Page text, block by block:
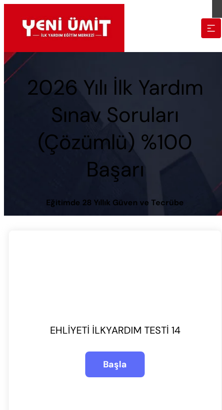
2026 Yılı İlk Yardım
Sınav Soruları
(Çözümlü) %100
Başarı
Eğitimde 28 Yıllık Güven ve Tecrübe
EHLIYETI İLKYARDIM TESTI 14